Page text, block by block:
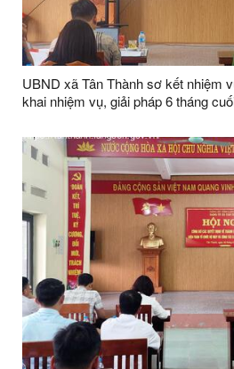
UBND xã Tân Thành sơ kết nhiệm
khai nhiệm vụ, giải pháp 6 tháng